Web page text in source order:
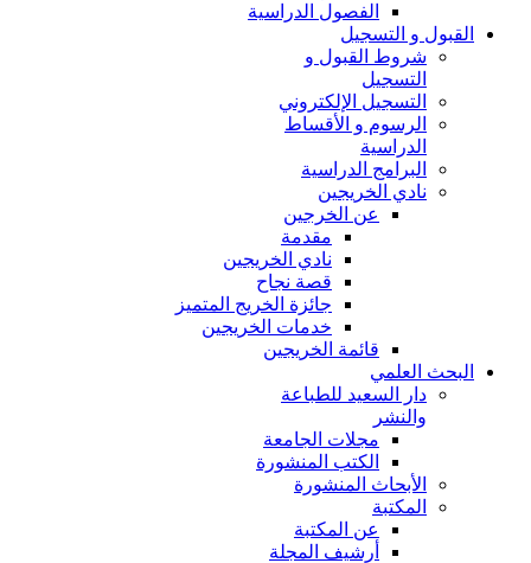
الفصول الدراسية
القبول و التسجيل
شروط القبول و
التسجيل
التسجيل الإلكتروني
الرسوم و الأقساط
الدراسية
البرامج الدراسية
نادي الخريجين
عن الخرجين
مقدمة
نادي الخريجين
قصة نجاح
جائزة الخريج المتميز
خدمات الخريجين
قائمة الخريجين
البحث العلمي
دار السعيد للطباعة
والنشر
مجلات الجامعة
الكتب المنشورة
الأبحاث المنشورة
المكتبة
عن المكتبة
أرشيف المجلة